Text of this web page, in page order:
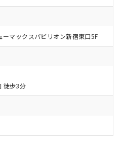
マックスパビリオン新宿東口5F
徒歩3分